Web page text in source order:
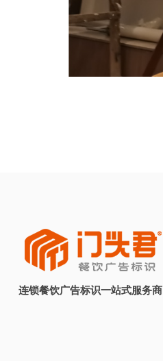
连锁餐饮广告标识一站式服务商